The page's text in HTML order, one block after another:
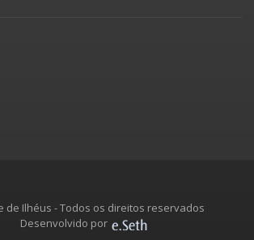
de Ilhéus - Todos os direitos reservados
Desenvolvido por